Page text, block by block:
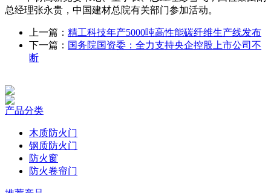
总经理张永贵，中国建材总院有关部门参加活动。
上一篇： 精工科技年产5000吨高性能碳纤维生产线发布
下一篇： 国务院国资委：全力支持央企控股上市公司不
断
产品分类
木质防火门
钢质防火门
防火窗
防火卷帘门